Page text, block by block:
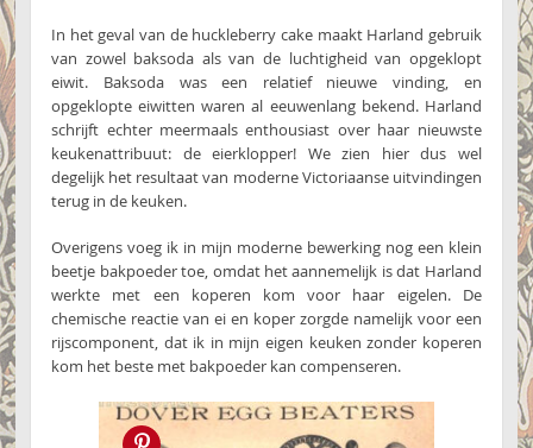
In het geval van de huckleberry cake maakt Harland gebruik
van zowel baksoda als van de luchtigheid van opgeklopt
eiwit. Baksoda was een relatief nieuwe vinding, en
opgeklopte eiwitten waren al eeuwenlang bekend. Harland
schrijft echter meermaals enthousiast over haar nieuwste
keukenattribuut: de eierklopper! We zien hier dus wel
degelijk het resultaat van moderne Victoriaanse uitvindingen
terug in de keuken.
Overigens voeg ik in mijn moderne bewerking nog een klein
beetje bakpoeder toe, omdat het aannemelijk is dat Harland
werkte met een koperen kom voor haar eigelen. De
chemische reactie van ei en koper zorgde namelijk voor een
rijscomponent, dat ik in mijn eigen keuken zonder koperen
kom het beste met bakpoeder kan compenseren.